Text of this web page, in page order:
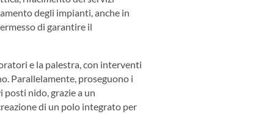
degli impianti, anche in
di garantire il
e la palestra, con interventi
Parallelamente, proseguono i
posti nido, grazie a un
di un polo integrato per